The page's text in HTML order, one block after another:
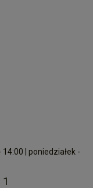
| poniedziałek -